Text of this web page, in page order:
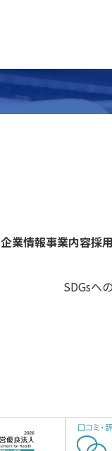
企業情報事業内容採
SDGsへ